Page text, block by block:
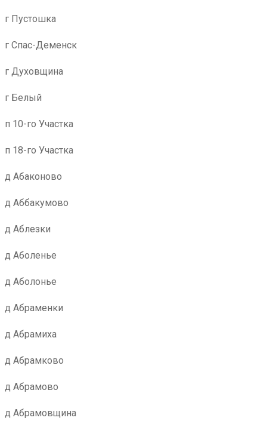
г Пустошка
г Спас-Деменск
г Духовщина
г Белый
п 10-го Участка
п 18-го Участка
д Абаконово
д Аббакумово
д Аблезки
д Аболенье
д Аболонье
д Абраменки
д Абрамиха
д Абрамково
д Абрамово
д Абрамовщина